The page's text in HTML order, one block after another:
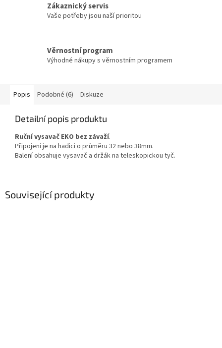
Zákaznický servis
Vaše potřeby jsou naší prioritou
Věrnostní program
Výhodné nákupy s věrnostním programem
Popis Podobné (6) Diskuze
Detailní popis produktu
Ruční vysavač EKO bez závaží.
Připojení je na hadici o průměru 32 nebo 38mm.
Balení obsahuje vysavač a držák na teleskopickou tyč.
Související produkty